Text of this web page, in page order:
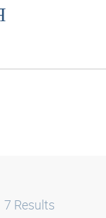
7 Results